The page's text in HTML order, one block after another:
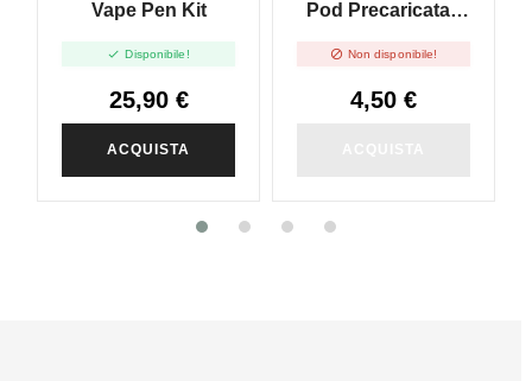
Vape Pen Kit
 Disponibile!
25,90 €
ACQUISTA
Pod Precaricata -
 Non disponibile!
4,50 €